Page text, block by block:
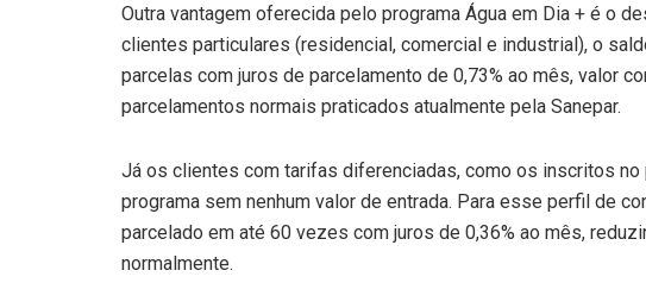
Outra vantagem oferecida pelo programa Água em Dia + é o
clientes particulares (residencial, comercial e industrial), o
parcelas com juros de parcelamento de 0,73% ao mês, valor
parcelamentos normais praticados atualmente pela Sanepar.
Já os clientes com tarifas diferenciadas, como os inscritos no
programa sem nenhum valor de entrada. Para esse perfil de
parcelado em até 60 vezes com juros de 0,36% ao mês,
normalmente.